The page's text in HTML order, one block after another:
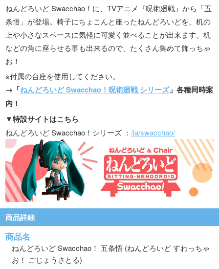
ねんどろいど Swacchao！に、TVアニメ『呪術廻戦』から「五
条悟」が登場。椅子にちょこんと座ったねんどろいどを、机の
上や小さなスペースに気軽に可愛く並べることが出来ます。机
などの角に座らせる事も出来るので、たくさん集めて飾っちゃ
お！
※付属の台座を使用してください。
→「ねんどろいど Swacchao！呪術廻戦 シリーズ」各種同時案
内！
▼特設サイトはこちら
ねんどろいど Swacchao！シリーズ ：/ja/swacchao/
商品詳細
商品名
ねんどろいど Swacchao！ 五条悟 (ねんどろいど すわっちゃ
お！ ごじょうさとる)